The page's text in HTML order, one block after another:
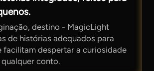
destino - MagicLight
de histórias adequados para
facilitam despertar a curiosidade
conto.